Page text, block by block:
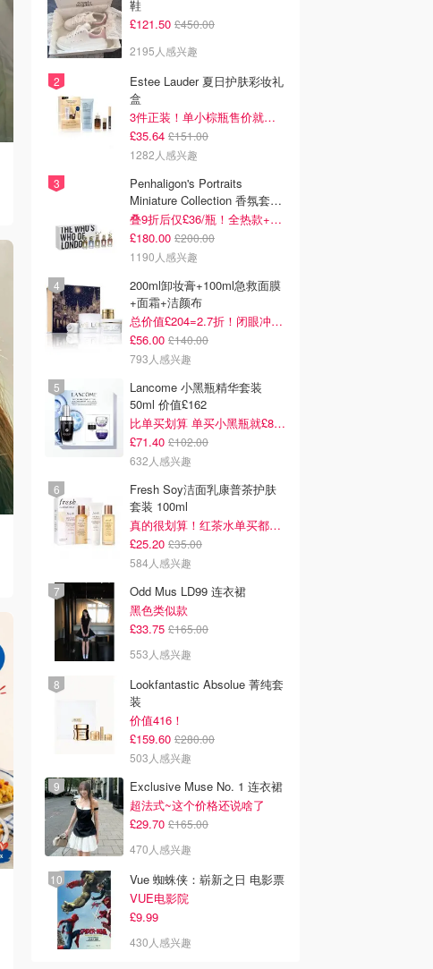
鞋
£121.50 £450.00
2195人感兴趣
Estee Lauder 夏日护肤彩妆礼
盒
3件正装！单小棕瓶售价就要£65！
£35.64 £151.00
1282人感兴趣
Penhaligon's Portraits
Miniature Collection 香氛套装
5瓶装
叠9折后仅£36/瓶！全热款+标志性兽首头
£180.00 £200.00
1190人感兴趣
200ml卸妆膏+100ml急救面膜
+面霜+洁颜布
总价值£204=2.7折！闭眼冲这套！
£56.00 £140.00
793人感兴趣
Lancome 小黑瓶精华套装
50ml 价值£162
比单买划算 单买小黑瓶就£80了！
£71.40 £102.00
632人感兴趣
Fresh Soy洁面乳康普茶护肤
套装 100ml
真的很划算！红茶水单买都要£35！
£25.20 £35.00
584人感兴趣
Odd Mus LD99 连衣裙
黑色类似款
£33.75 £165.00
553人感兴趣
Lookfantastic Absolue 菁纯套
装
价值416！
£159.60 £280.00
503人感兴趣
Exclusive Muse No. 1 连衣裙
超法式~这个价格还说啥了
£29.70 £165.00
470人感兴趣
Vue 蜘蛛侠：崭新之日 电影票
VUE电影院
£9.99
430人感兴趣